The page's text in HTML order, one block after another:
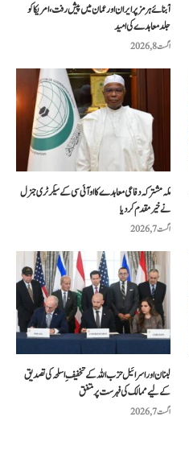
آبنائے ہرمز پر ایران اور عمان میں پیش رفت، امریکا کو
جلد معاہدے کی امید
اگست 8, 2026
مکہ مشترکہ دفاعی معاہدے کا او آئی سی کے سیکرٹری جنرل
نے خیرمقدم کردیا
اگست 7, 2026
لبنان اور اسرائیل حزب اللہ کے تخفیفِ اسلحہ کی تصدیق
کے لیے ممالک کی فہرست پر متفق
اگست 7, 2026